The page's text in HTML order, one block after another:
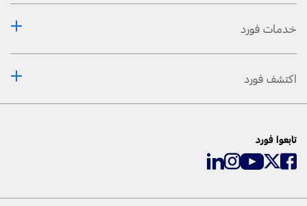
خدمات فورد
اكتشف فورد
تابعوا فورد